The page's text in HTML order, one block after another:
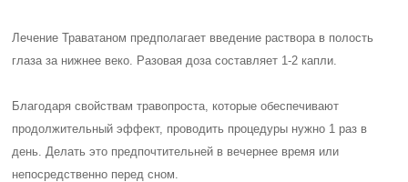
Лечение Траватаном предполагает введение раствора в полость
глаза за нижнее веко. Разовая доза составляет 1-2 капли.
Благодаря свойствам травопроста, которые обеспечивают
продолжительный эффект, проводить процедуры нужно 1 раз в
день. Делать это предпочтительней в вечернее время или
непосредственно перед сном.